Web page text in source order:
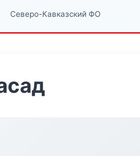
Северо-Кавказский ФО